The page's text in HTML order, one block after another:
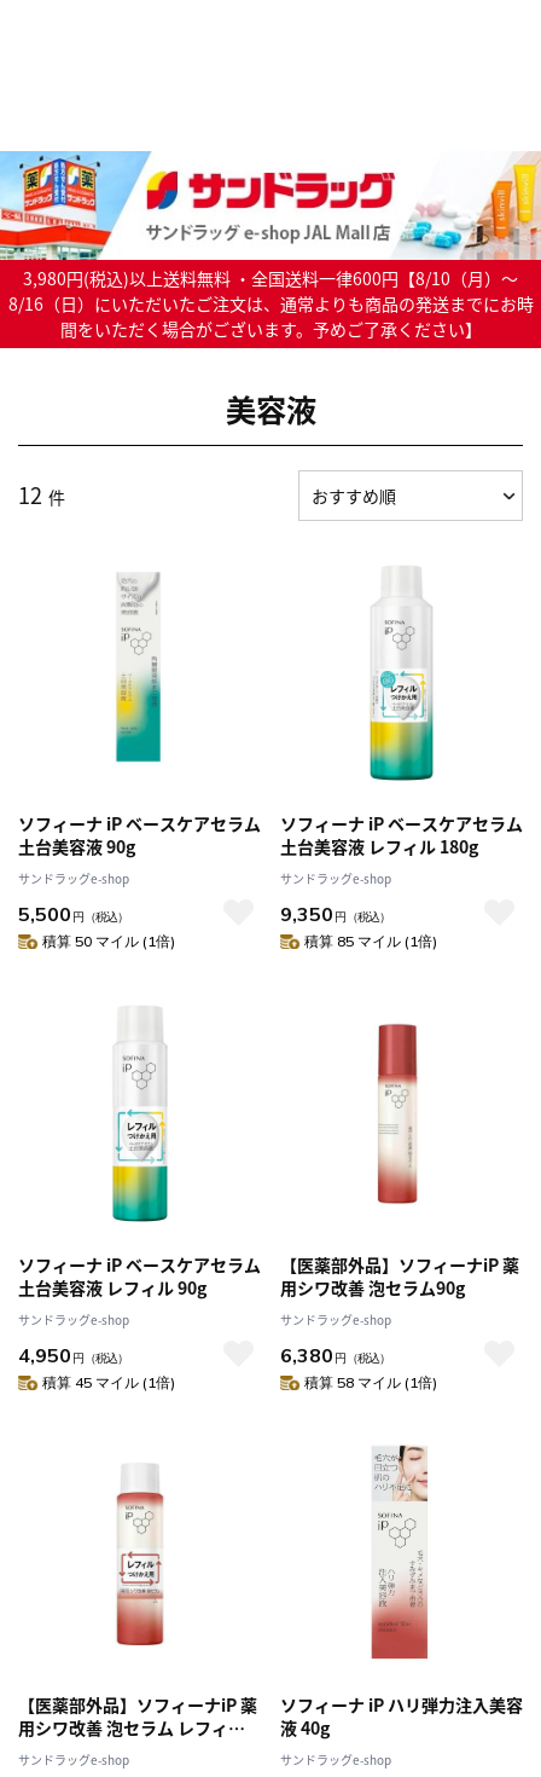
3,980円(税込)以上送料無料 ・全国送料一律600円【8/10（月）～
8/16（日）にいただいたご注文は、通常よりも商品の発送までにお時
間をいただく場合がございます。予めご了承ください】
美容液
12 件
ソフィーナ iP ベースケアセラム
土台美容液 90g
サンドラッグe-shop
5,500 円 （税込）
積算 50 マイル (1倍)
ソフィーナ iP ベースケアセラム
土台美容液 レフィル 180g
サンドラッグe-shop
9,350 円 （税込）
積算 85 マイル (1倍)
ソフィーナ iP ベースケアセラム
土台美容液 レフィル 90g
サンドラッグe-shop
4,950 円 （税込）
積算 45 マイル (1倍)
【医薬部外品】ソフィーナiP 薬
用シワ改善 泡セラム90g
サンドラッグe-shop
6,380 円 （税込）
積算 58 マイル (1倍)
【医薬部外品】ソフィーナiP 薬
用シワ改善 泡セラム レフィル
90g
サンドラッグe-shop
ソフィーナ iP ハリ弾力注入美容
液 40g
サンドラッグe-shop